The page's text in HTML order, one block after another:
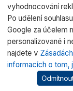
© 2026
vyhodnocování
Po udělení
Google za účelem
personalizované i
najdete v
informacích o tom,